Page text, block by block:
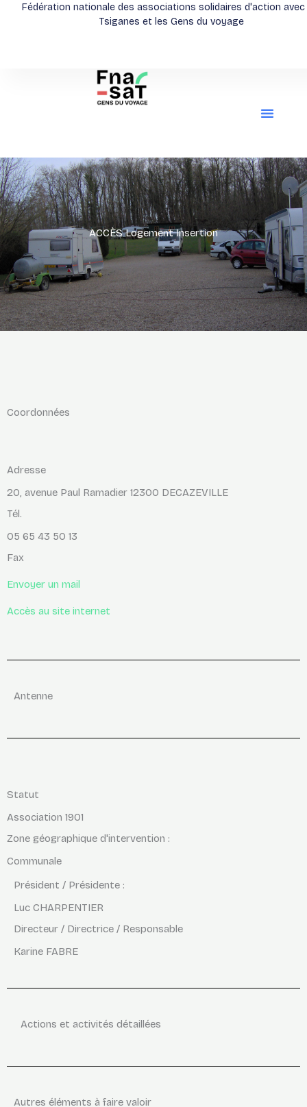
Fédération nationale des associations solidaires d'action avec
Tsiganes et les Gens du voyage
ACCÈS Logement Insertion
Coordonnées
Adresse
20, avenue Paul Ramadier 12300 DECAZEVILLE
Tél.
05 65 43 50 13
Fax
Envoyer un mail
Accès au site internet
Antenne
Statut
Association 1901
Zone géographique d'intervention :
Communale
Président / Présidente :
Luc CHARPENTIER
Directeur / Directrice / Responsable
Karine FABRE
Actions et activités détaillées
Autres éléments à faire valoir